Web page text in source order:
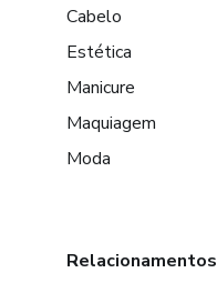
Cabelo
Estética
Manicure
Maquiagem
Moda
Relacionamentos